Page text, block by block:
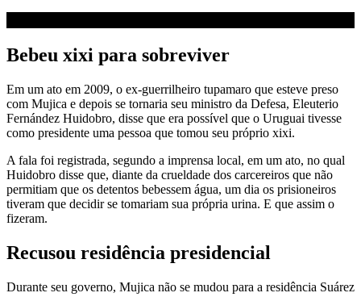
Bebeu xixi para sobreviver
Em um ato em 2009, o ex-guerrilheiro tupamaro que esteve preso
com Mujica e depois se tornaria seu ministro da Defesa, Eleuterio
Fernández Huidobro, disse que era possível que o Uruguai tivesse
como presidente uma pessoa que tomou seu próprio xixi.
A fala foi registrada, segundo a imprensa local, em um ato, no qual
Huidobro disse que, diante da crueldade dos carcereiros que não
permitiam que os detentos bebessem água, um dia os prisioneiros
tiveram que decidir se tomariam sua própria urina. E que assim o
fizeram.
Recusou residência presidencial
Durante seu governo, Mujica não se mudou para a residência Suárez